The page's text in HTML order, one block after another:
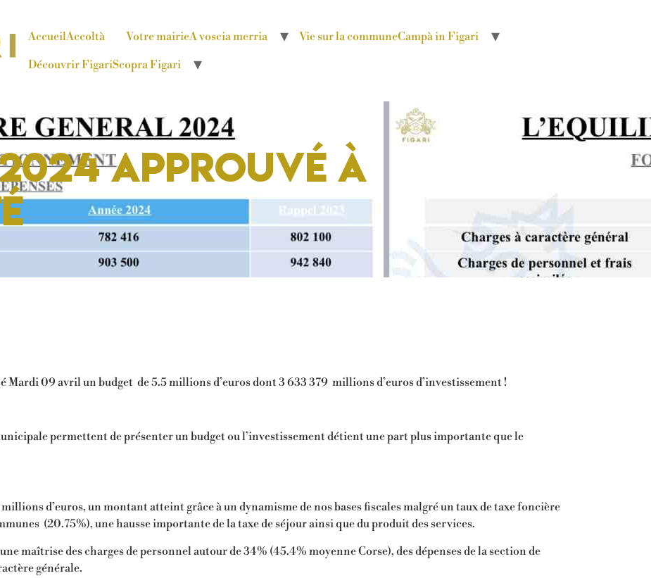
AccueilAccoltà Votre mairieA voscia merria Vie sur la communeCampà in Figari
Découvrir FigariScopra Figari
approuvé à
09 avril un budget de 5.5 millions d’euros dont 3 633 379 millions d’euros d’investissement !
permettent de présenter un budget ou l’investissement détient une part plus importante que le
d’euros, un montant atteint grâce à un dynamisme de nos bases fiscales malgré un taux de taxe foncière
(20.75%), une hausse importante de la taxe de séjour ainsi que du produit des services.
maîtrise des charges de personnel autour de 34% (45.4% moyenne Corse), des dépenses de la section de
générale.